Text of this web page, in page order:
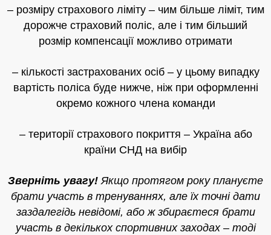
– розміру страхового ліміту – чим більше ліміт, тим
дорожче страховий поліс, але і тим більший
розмір компенсації можливо отримати
– кількості застрахованих осіб – у цьому випадку
вартість поліса буде нижче, ніж при оформленні
окремо кожного члена команди
– території страхового покриття – Україна або
країни СНД на вибір
Зверніть увагу! Якщо протягом року плануєте
брати участь в тренуваннях, але їх точні дати
заздалегідь невідомі, або ж збираєтеся брати
участь в декількох спортивних заходах – тоді